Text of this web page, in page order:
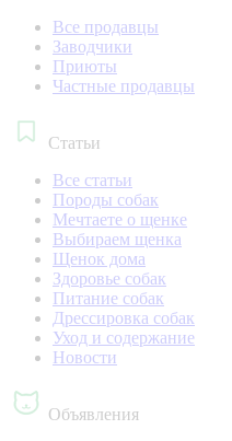
Все продавцы
Заводчики
Приюты
Частные продавцы
Статьи
Все статьи
Породы собак
Мечтаете о щенке
Выбираем щенка
Щенок дома
Здоровье собак
Питание собак
Дрессировка собак
Уход и содержание
Новости
Объявления